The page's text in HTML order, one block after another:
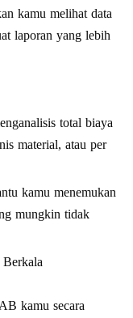
kamu melihat data
laporan yang lebih
total biaya
material, atau per
kamu menemukan
mungkin tidak
kamu secara